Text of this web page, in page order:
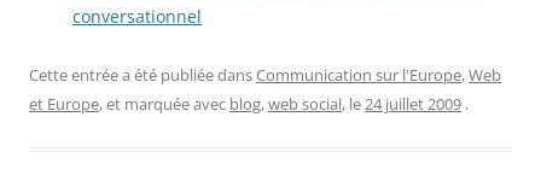
conversationnel
Cette entrée a été publiée dansCommunication sur l'Europe,Web
et Europe, et marquée avec blog,web social, le24 juillet 2009 .